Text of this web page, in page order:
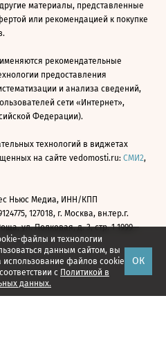
файлы и технологии
данным сайтом, вы
использование файлов cookie
с Политикой в
данных.
ОК
материалы, представленные
или рекомендацией к покупке
рекомендательные
предоставления
и анализа сведений,
сети «Интернет»,
Федерации).
технологий в виджетах
на сайте vedomosti.ru: СМИ2,
Ньюс Медиа, ИНН/КПП
127018, г. Москва, вн.тер.г.
ул. Полковая, д. 3, стр. 1 1999—